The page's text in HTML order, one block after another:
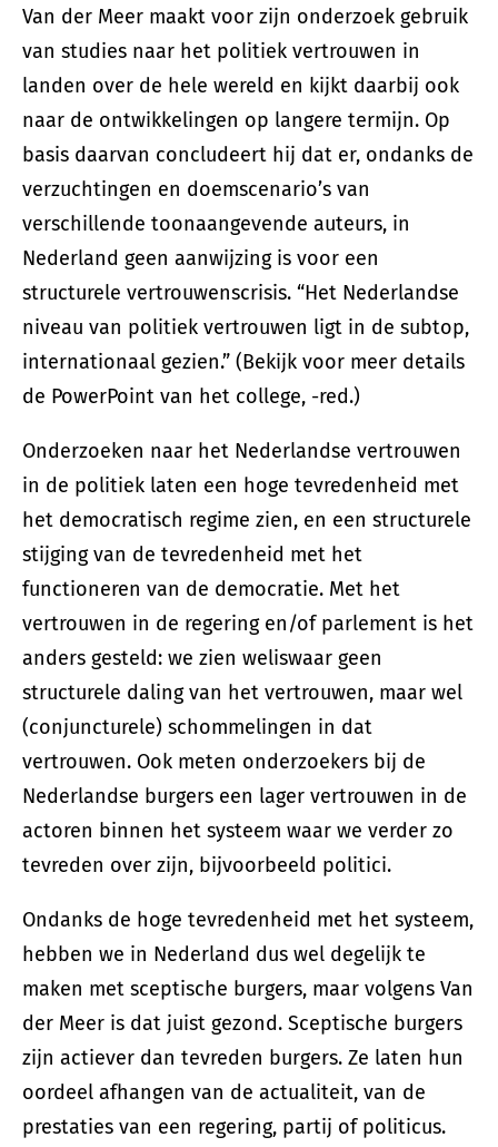
Van der Meer maakt voor zijn onderzoek gebruik
van studies naar het politiek vertrouwen in
landen over de hele wereld en kijkt daarbij ook
naar de ontwikkelingen op langere termijn. Op
basis daarvan concludeert hij dat er, ondanks de
verzuchtingen en doemscenario’s van
verschillende toonaangevende auteurs, in
Nederland geen aanwijzing is voor een
structurele vertrouwenscrisis. “Het Nederlandse
niveau van politiek vertrouwen ligt in de subtop,
internationaal gezien.” (Bekijk voor meer details
de PowerPoint van het college, -red.)
Onderzoeken naar het Nederlandse vertrouwen
in de politiek laten een hoge tevredenheid met
het democratisch regime zien, en een structurele
stijging van de tevredenheid met het
functioneren van de democratie. Met het
vertrouwen in de regering en/of parlement is het
anders gesteld: we zien weliswaar geen
structurele daling van het vertrouwen, maar wel
(conjuncturele) schommelingen in dat
vertrouwen. Ook meten onderzoekers bij de
Nederlandse burgers een lager vertrouwen in de
actoren binnen het systeem waar we verder zo
tevreden over zijn, bijvoorbeeld politici.
Ondanks de hoge tevredenheid met het systeem,
hebben we in Nederland dus wel degelijk te
maken met sceptische burgers, maar volgens Van
der Meer is dat juist gezond. Sceptische burgers
zijn actiever dan tevreden burgers. Ze laten hun
oordeel afhangen van de actualiteit, van de
prestaties van een regering, partij of politicus.